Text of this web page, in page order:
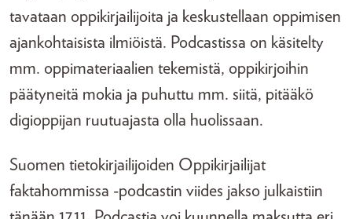
tavataan oppikirjailijoita ja keskustellaan oppimisen
ajankohtaisista ilmiöistä. Podcastissa on käsitelty
mm. oppimateriaalien tekemistä, oppikirjoihin
päätyneitä mokia ja puhuttu mm. siitä, pitääkö
digioppijan ruutuajasta olla huolissaan.
Suomen tietokirjailijoiden Oppikirjailijat
faktahommissa -podcastin viides jakso julkaistiin